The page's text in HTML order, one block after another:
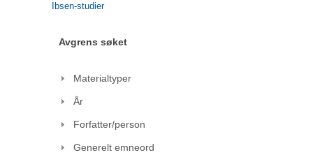
Ibsen-studier
Avgrens søket
Materialtyper
År
Forfatter/person
Generelt emneord